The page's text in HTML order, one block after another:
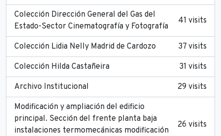
Colección Dirección General del Gas del
Estado-Sector Cinematografía y Fotografía
41 visits
Colección Lidia Nelly Madrid de Cardozo 37 visits
Colección Hilda Castañeira 31 visits
Archivo Institucional 29 visits
Modificación y ampliación del edificio
principal. Sección del frente planta baja
instalaciones termomecánicas modificación
26 visits